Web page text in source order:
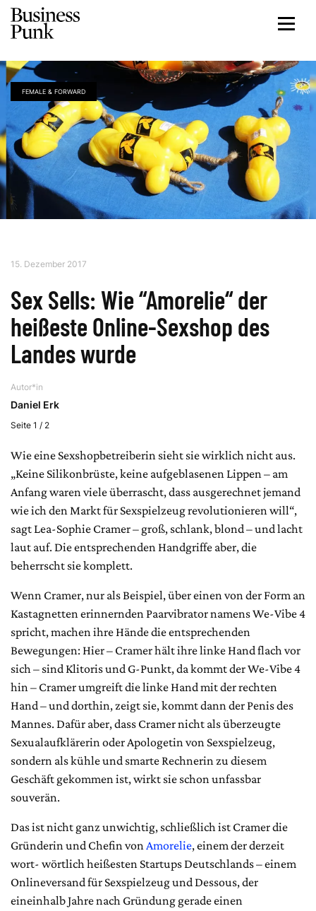
FEMALE & FORWARD
15. Dezember 2017
Sex Sells: Wie “Amorelie“ der
heißeste Online-Sexshop des
Landes wurde
Autor*in
Daniel Erk
Seite 1 / 2
Wie eine Sexshopbetreiberin sieht sie wirklich nicht aus.
„Keine Silikonbrüste, keine aufgeblasenen Lippen – am
Anfang waren viele überrascht, dass ausgerechnet jemand
wie ich den Markt für Sexspielzeug revolutionieren will“,
sagt Lea-Sophie Cramer – groß, schlank, blond – und lacht
laut auf. Die entsprechenden Handgriffe aber, die
beherrscht sie komplett.
Wenn Cramer, nur als Beispiel, über einen von der Form an
Kastagnetten erinnernden Paarvibrator namens We-Vibe 4
spricht, machen ihre Hände die entsprechenden
Bewegungen: Hier – Cramer hält ihre linke Hand flach vor
sich – sind Klitoris und G-Punkt, da kommt der We-Vibe 4
hin – Cramer umgreift die linke Hand mit der rechten
Hand – und dorthin, zeigt sie, kommt dann der Penis des
Mannes. Dafür aber, dass Cramer nicht als überzeugte
Sexualaufklärerin oder Apologetin von Sexspielzeug,
sondern als kühle und smarte Rechnerin zu diesem
Geschäft gekommen ist, wirkt sie schon unfassbar
souverän.
Das ist nicht ganz unwichtig, schließlich ist Cramer die
Gründerin und Chefin vonAmorelie, einem der derzeit
wort- wörtlich heißesten Startups Deutschlands – einem
Onlineversand für Sexspielzeug und Dessous, der
eineinhalb Jahre nach Gründung gerade einen